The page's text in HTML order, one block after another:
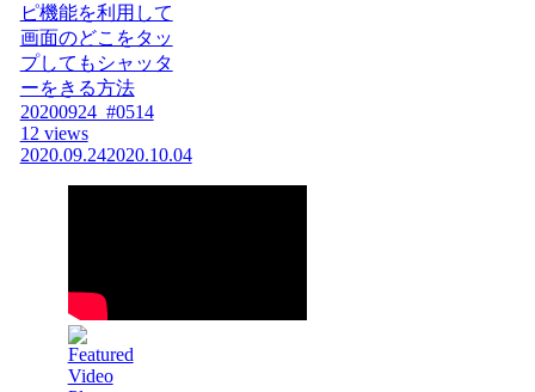
ピ機能を利用して
画面のどこをタッ
プしてもシャッタ
ーをきる方法
20200924_#0514
12 views
2020.09.242020.10.04